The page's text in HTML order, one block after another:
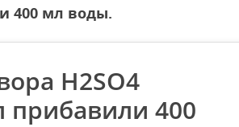
400 мл воды.
H2SO4
прибавили 400